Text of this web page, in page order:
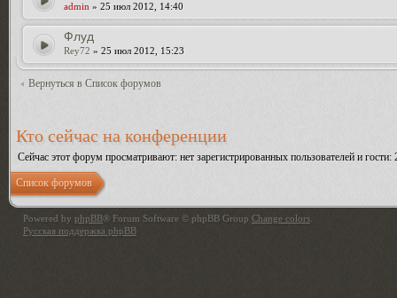
admin » 25 июл 2012, 14:40
Флуд
Rey72 » 25 июл 2012, 15:23
Вернуться в Список форумов
Кто сейчас на конференции
Сейчас этот форум просматривают: нет зарегистрированных пользователей и гости:
Список форумов
Powered by phpBB® Forum Software © phpBB Group Change colors
Русская поддержка phpBB